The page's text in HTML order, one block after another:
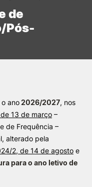
General
de
Pós-
ano2026/2027, nos
13 de março –
de Frequência –
alterado pela
2, de 14 de agosto e
para o ano letivo de